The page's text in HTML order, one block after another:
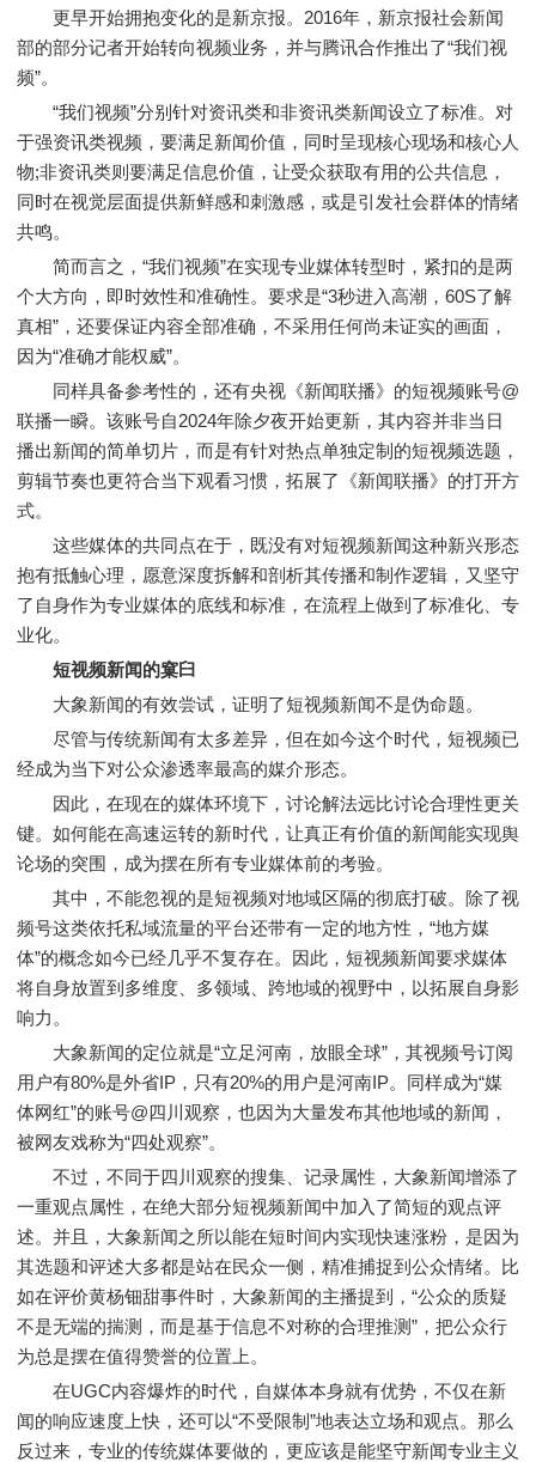
更早开始拥抱变化的是新京报。2016年，新京报社会新闻
部的部分记者开始转向视频业务，并与腾讯合作推出了“我们视
频”。
“我们视频”分别针对资讯类和非资讯类新闻设立了标准。对
于强资讯类视频，要满足新闻价值，同时呈现核心现场和核心人
物;非资讯类则要满足信息价值，让受众获取有用的公共信息，
同时在视觉层面提供新鲜感和刺激感，或是引发社会群体的情绪
共鸣。
简而言之，“我们视频”在实现专业媒体转型时，紧扣的是两
个大方向，即时效性和准确性。要求是“3秒进入高潮，60S了解
真相”，还要保证内容全部准确，不采用任何尚未证实的画面，
因为“准确才能权威”。
同样具备参考性的，还有央视《新闻联播》的短视频账号@
联播一瞬。该账号自2024年除夕夜开始更新，其内容并非当日
播出新闻的简单切片，而是有针对热点单独定制的短视频选题，
剪辑节奏也更符合当下观看习惯，拓展了《新闻联播》的打开方
式。
这些媒体的共同点在于，既没有对短视频新闻这种新兴形态
抱有抵触心理，愿意深度拆解和剖析其传播和制作逻辑，又坚守
了自身作为专业媒体的底线和标准，在流程上做到了标准化、专
业化。
短视频新闻的窠臼
大象新闻的有效尝试，证明了短视频新闻不是伪命题。
尽管与传统新闻有太多差异，但在如今这个时代，短视频已
经成为当下对公众渗透率最高的媒介形态。
因此，在现在的媒体环境下，讨论解法远比讨论合理性更关
键。如何能在高速运转的新时代，让真正有价值的新闻能实现舆
论场的突围，成为摆在所有专业媒体前的考验。
其中，不能忽视的是短视频对地域区隔的彻底打破。除了视
频号这类依托私域流量的平台还带有一定的地方性，“地方媒
体”的概念如今已经几乎不复存在。因此，短视频新闻要求媒体
将自身放置到多维度、多领域、跨地域的视野中，以拓展自身影
响力。
大象新闻的定位就是“立足河南，放眼全球”，其视频号订阅
用户有80%是外省IP，只有20%的用户是河南IP。同样成为“媒
体网红”的账号@四川观察，也因为大量发布其他地域的新闻，
被网友戏称为“四处观察”。
不过，不同于四川观察的搜集、记录属性，大象新闻增添了
一重观点属性，在绝大部分短视频新闻中加入了简短的观点评
述。并且，大象新闻之所以能在短时间内实现快速涨粉，是因为
其选题和评述大多都是站在民众一侧，精准捕捉到公众情绪。比
如在评价黄杨钿甜事件时，大象新闻的主播提到，“公众的质疑
不是无端的揣测，而是基于信息不对称的合理推测”，把公众行
为总是摆在值得赞誉的位置上。
在UGC内容爆炸的时代，自媒体本身就有优势，不仅在新
闻的响应速度上快，还可以“不受限制”地表达立场和观点。那么
反过来，专业的传统媒体要做的，更应该是能坚守新闻专业主义